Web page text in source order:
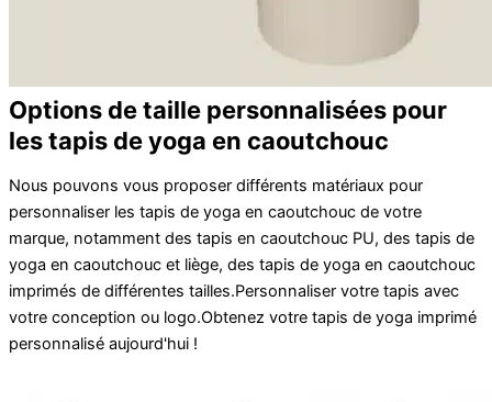
Options de taille personnalisées pour
les tapis de yoga en caoutchouc
Nous pouvons vous proposer différents matériaux pour
personnaliser les tapis de yoga en caoutchouc de votre
marque, notamment des tapis en caoutchouc PU, des tapis de
yoga en caoutchouc et liège, des tapis de yoga en caoutchouc
imprimés de différentes tailles.Personnaliser votre tapis avec
votre conception ou logo.Obtenez votre tapis de yoga imprimé
personnalisé aujourd'hui !